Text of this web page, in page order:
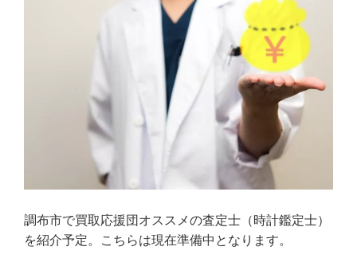
調布市で買取応援団オススメの査定士（時計鑑定士）
を紹介予定。こちらは現在準備中となります。